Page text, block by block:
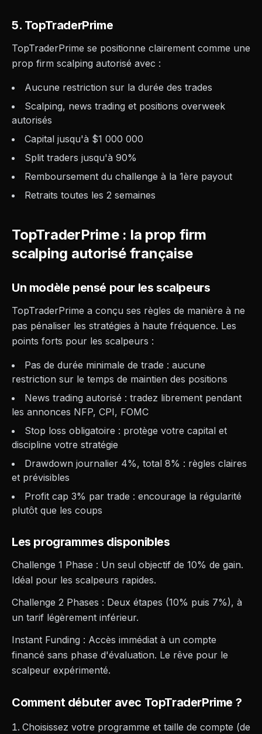
5. TopTraderPrime
TopTraderPrime se positionne clairement comme une
prop firm scalping autorisé avec :
Aucune restriction sur la durée des trades
Scalping, news trading et positions overweek
autorisés
Capital jusqu'à $1 000 000
Split traders jusqu'à 90%
Remboursement du challenge à la 1ère payout
Retraits toutes les 2 semaines
TopTraderPrime : la prop firm
scalping autorisé française
Un modèle pensé pour les scalpeurs
TopTraderPrime a conçu ses règles de manière à ne
pas pénaliser les stratégies à haute fréquence. Les
points forts pour les scalpeurs :
Pas de durée minimale de trade : aucune
restriction sur le temps de maintien des positions
News trading autorisé : tradez librement pendant
les annonces NFP, CPI, FOMC
Stop loss obligatoire : protège votre capital et
discipline votre stratégie
Drawdown journalier 4%, total 8% : règles claires
et prévisibles
Profit cap 3% par trade : encourage la régularité
plutôt que les coups
Les programmes disponibles
Challenge 1 Phase : Un seul objectif de 10% de gain.
Idéal pour les scalpeurs rapides.
Challenge 2 Phases : Deux étapes (10% puis 7%), à
un tarif légèrement inférieur.
Instant Funding : Accès immédiat à un compte
financé sans phase d'évaluation. Le rêve pour le
scalpeur expérimenté.
Comment débuter avec TopTraderPrime ?
Choisissez votre programme et taille de compte (de